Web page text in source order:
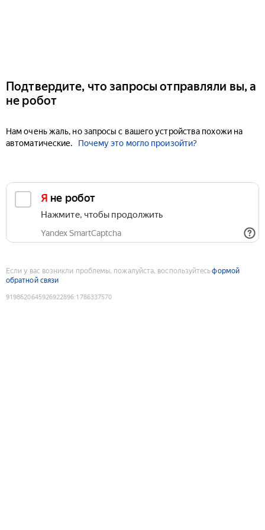
Подтвердите, что запросы отправляли вы, а
не робот
Нам очень жаль, но запросы с вашего устройства похожи на
автоматические.
Почему это могло произойти?
Я не робот
Нажмите, чтобы продолжить
Yandex SmartCaptcha
Если у вас возникли проблемы, пожалуйста, воспользуйтесьформой
обратной связи
9198620645926922896:1786337570